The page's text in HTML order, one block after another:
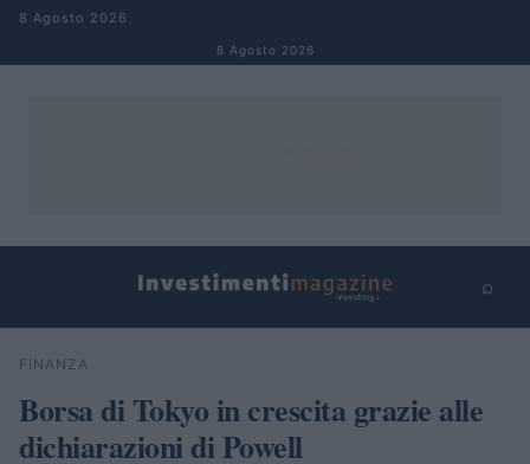
Salta al contenuto
8 Agosto 2026
8 Agosto 2026
⌕
Cerca
FINANZA
Borsa di Tokyo in crescita grazie alle
dichiarazioni di Powell